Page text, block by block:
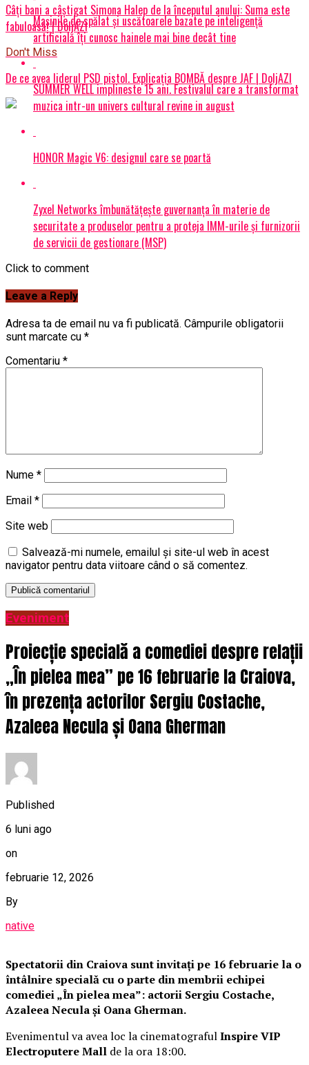
Câți bani a câștigat Simona Halep de la începutul anului: Suma este
fabuloasă! | DoljAZI
Don't Miss
De ce avea liderul PSD pistol. Explicaţia BOMBĂ despre JAF | DoljAZI
Mașinile de spălat și uscătoarele bazate pe inteligență
artificială îți cunosc hainele mai bine decât tine
SUMMER WELL implineste 15 ani. Festivalul care a transformat
muzica intr-un univers cultural revine in august
HONOR Magic V6: designul care se poartă
Zyxel Networks îmbunătățește guvernanța în materie de
securitate a produselor pentru a proteja IMM-urile și furnizorii
de servicii de gestionare (MSP)
Click to comment
Leave a Reply
Adresa ta de email nu va fi publicată. Câmpurile obligatorii
sunt marcate cu *
Comentariu *
Nume *
Email *
Site web
Salvează-mi numele, emailul și site-ul web în acest
navigator pentru data viitoare când o să comentez.
Eveniment
Proiecție specială a comediei despre relații
„În pielea mea” pe 16 februarie la Craiova,
în prezența actorilor Sergiu Costache,
Azaleea Necula și Oana Gherman
Published
6 luni ago
on
februarie 12, 2026
By
native
Spectatorii din Craiova sunt invitați pe 16 februarie la o
întâlnire specială cu o parte din membrii echipei
comediei „În pielea mea”: actorii Sergiu Costache,
Azaleea Necula și Oana Gherman.
Evenimentul va avea loc la cinematografulInspire VIP
Electroputere Mall de la ora 18:00.